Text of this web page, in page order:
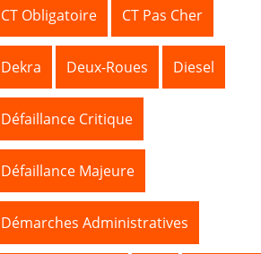
CT Obligatoire CT Pas Cher
Dekra Deux-Roues Diesel
Défaillance Critique
Défaillance Majeure
Démarches Administratives